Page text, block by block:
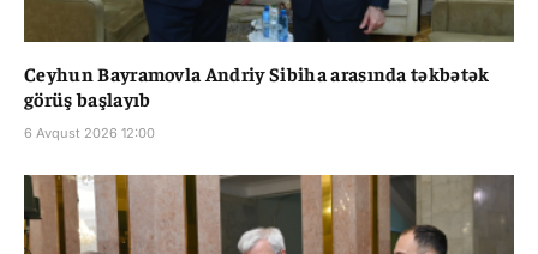
Ceyhun Bayramovla Andriy Sibiha arasında təkbətək
görüş başlayıb
6 Avqust 2026 12:00